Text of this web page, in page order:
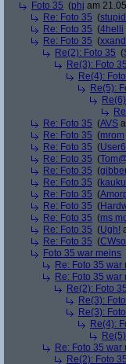
Foto 35 (phj am
Re: Foto 35 (
Re: Foto 35 (4helli
Re: Foto 35 (xxandl
Re(2): Foto 35 (
Re(3): Foto 35
Re(4):
Re(5):
Re: Foto 35 (AVS
Re: Foto 35 (mrom
Re: Foto 35 (
Re: Foto 35 (
Re: Foto 35 (
Re: Foto 35 (
Re: Foto 35 (
Re: Foto 35 (
Re: Foto 35 (ms
Re: Foto 35 (Ugh!
Re: Foto 35 (
Foto 35 war meins
Re: Foto 35 war
Re: Foto 35 war
Re(2): Foto
Re(3):
Re(3):
Re(4):
Re: Foto 35 war
Re(2): Foto